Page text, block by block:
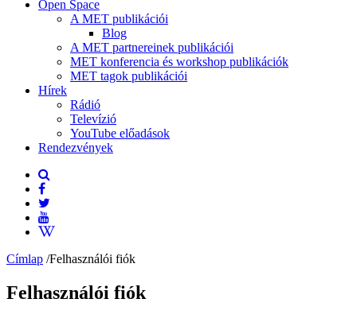
Open Space
A MET publikációi
Blog
A MET partnereinek publikációi
MET konferencia és workshop publikációk
MET tagok publikációi
Hírek
Rádió
Televízió
YouTube előadások
Rendezvények
Címlap /Felhasználói fiók
Felhasználói fiók